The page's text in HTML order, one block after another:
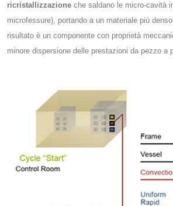
ricristallizzazione che saldano le micro-cavità
microfessure), portando a un materiale più denso
risultato è un componente con proprietà
minore dispersione delle prestazioni da pezzo a